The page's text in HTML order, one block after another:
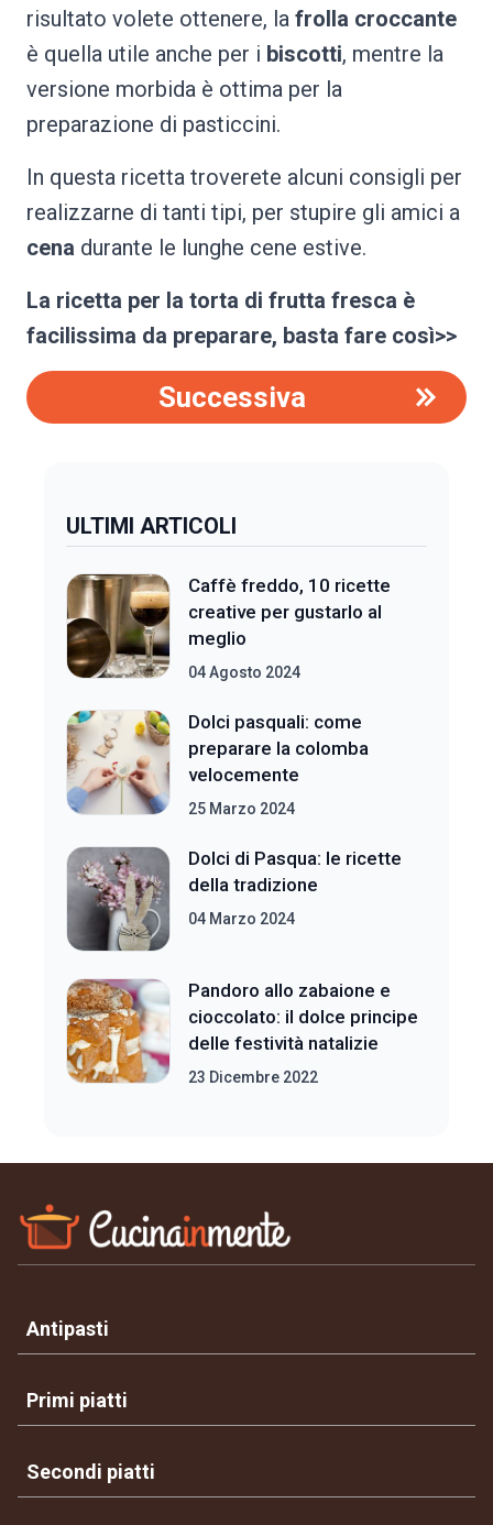
risultato volete ottenere, la frolla croccante
è quella utile anche per i biscotti, mentre la
versione morbida è ottima per la
preparazione di pasticcini.
In questa ricetta troverete alcuni consigli per
realizzarne di tanti tipi, per stupire gli amici a
cena durante le lunghe cene estive.
La ricetta per la torta di frutta fresca è
facilissima da preparare, basta fare così>>
Successiva
ULTIMI ARTICOLI
Caffè freddo, 10 ricette
creative per gustarlo al
meglio
04 Agosto 2024
Dolci pasquali: come
preparare la colomba
velocemente
25 Marzo 2024
Dolci di Pasqua: le ricette
della tradizione
04 Marzo 2024
Pandoro allo zabaione e
cioccolato: il dolce principe
delle festività natalizie
23 Dicembre 2022
Antipasti
Primi piatti
Secondi piatti